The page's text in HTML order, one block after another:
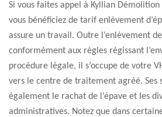
Si vous faites appel à Kyllian
vous bénéficiez de tarif enlèvement
assure un travail. Outre l’enlèvement
conformément aux règles régissant
procédure légale, il s’occupe de votre
vers le centre de traitement agréé. Ses
également le rachat de l’épave et les
administratives. Notez que dans